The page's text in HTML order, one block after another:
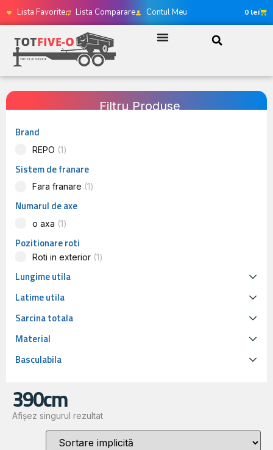
Lista Favorite Lista Comparare Contul Meu 0 lei
Filtru Produse
Brand
REPO 1
Sistem de franare
Fara franare 1
Numarul de axe
o axa 1
Pozitionare roti
Roti in exterior 1
Lungime utila
Latime utila
Sarcina totala
Material
Basculabila
390cm
Afișez singurul rezultat